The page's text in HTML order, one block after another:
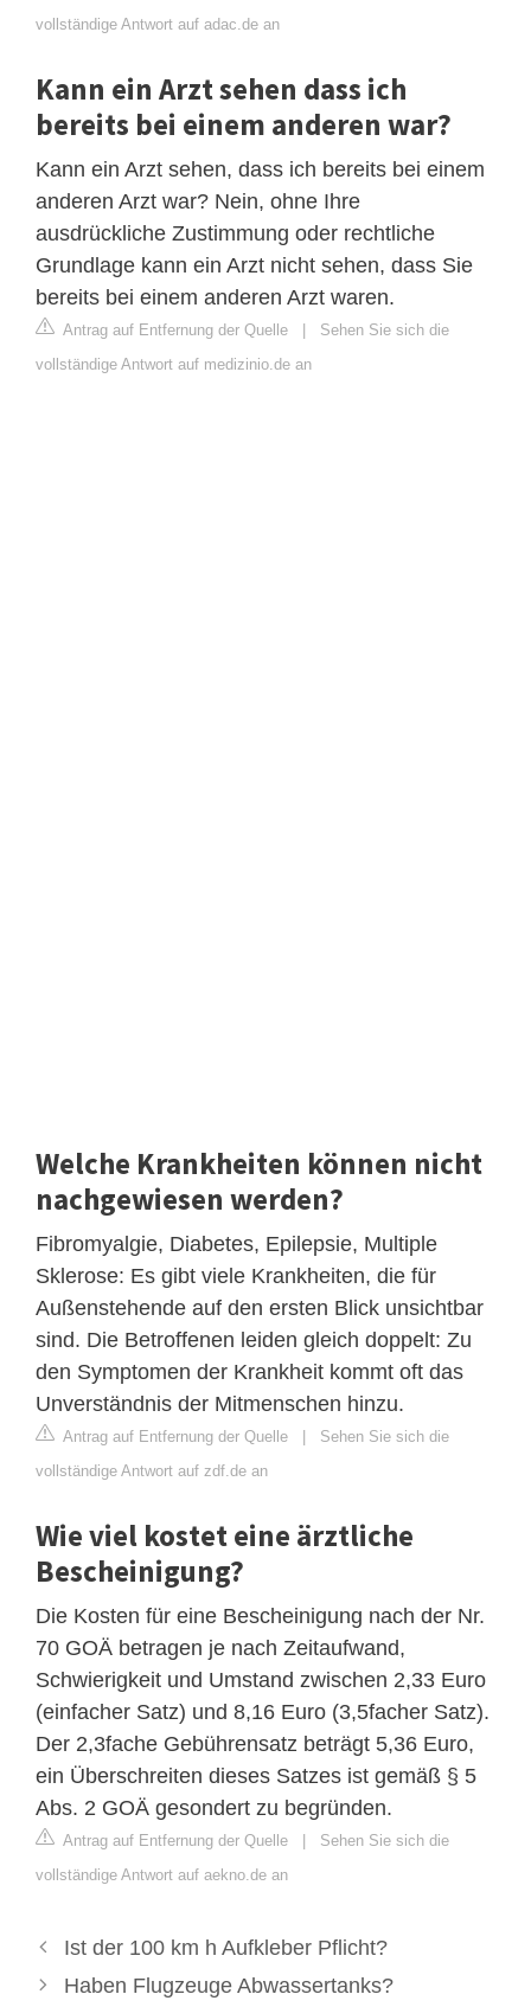
vollständige Antwort auf adac.de an
Kann ein Arzt sehen dass ich
bereits bei einem anderen war?
Kann ein Arzt sehen, dass ich bereits bei einem
anderen Arzt war? Nein, ohne Ihre
ausdrückliche Zustimmung oder rechtliche
Grundlage kann ein Arzt nicht sehen, dass Sie
bereits bei einem anderen Arzt waren.
Antrag auf Entfernung der Quelle | Sehen Sie sich die
vollständige Antwort auf medizinio.de an
Welche Krankheiten können nicht
nachgewiesen werden?
Fibromyalgie, Diabetes, Epilepsie, Multiple
Sklerose: Es gibt viele Krankheiten, die für
Außenstehende auf den ersten Blick unsichtbar
sind. Die Betroffenen leiden gleich doppelt: Zu
den Symptomen der Krankheit kommt oft das
Unverständnis der Mitmenschen hinzu.
Antrag auf Entfernung der Quelle | Sehen Sie sich die
vollständige Antwort auf zdf.de an
Wie viel kostet eine ärztliche
Bescheinigung?
Die Kosten für eine Bescheinigung nach der Nr.
70 GOÄ betragen je nach Zeitaufwand,
Schwierigkeit und Umstand zwischen 2,33 Euro
(einfacher Satz) und 8,16 Euro (3,5facher Satz).
Der 2,3fache Gebührensatz beträgt 5,36 Euro,
ein Überschreiten dieses Satzes ist gemäß § 5
Abs. 2 GOÄ gesondert zu begründen.
Antrag auf Entfernung der Quelle | Sehen Sie sich die
vollständige Antwort auf aekno.de an
Ist der 100 km h Aufkleber Pflicht?
Haben Flugzeuge Abwassertanks?